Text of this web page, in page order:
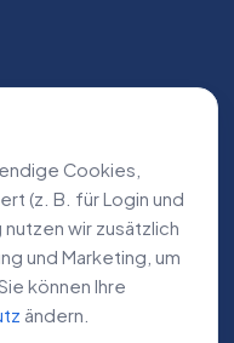
Cookies,
(z. B. für Login und
nutzen wir zusätzlich
und Marketing, um
können Ihre
ändern.